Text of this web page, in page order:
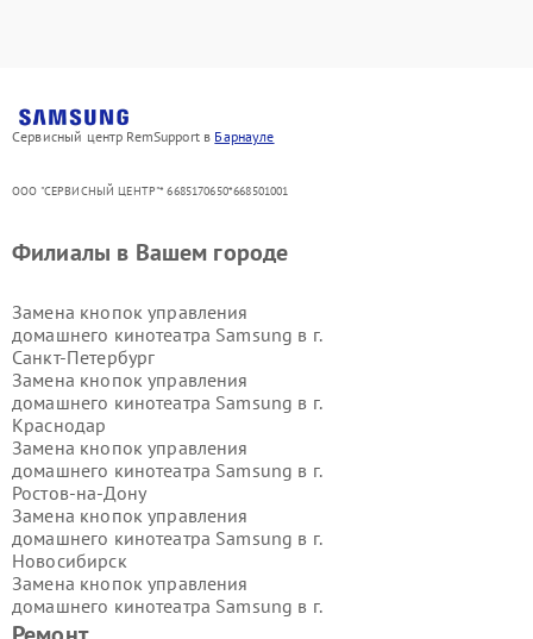
Сервисный центр RemSupport в Барнауле
ООО "СЕРВИСНЫЙ ЦЕНТР"* 6685170650*668501001
Филиалы в Вашем городе
Замена кнопок управления
домашнего кинотеатра Samsung в г.
Санкт-Петербург
Замена кнопок управления
домашнего кинотеатра Samsung в г.
Краснодар
Замена кнопок управления
домашнего кинотеатра Samsung в г.
Ростов-на-Дону
Замена кнопок управления
домашнего кинотеатра Samsung в г.
Новосибирск
Замена кнопок управления
домашнего кинотеатра Samsung в г.
Екатеринбург